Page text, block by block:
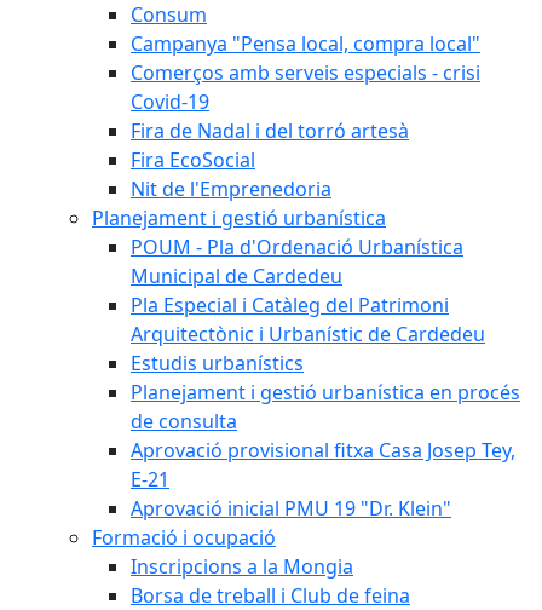
Consum
Campanya "Pensa local, compra local"
Comerços amb serveis especials - crisi
Covid-19
Fira de Nadal i del torró artesà
Fira EcoSocial
Nit de l'Emprenedoria
Planejament i gestió urbanística
POUM - Pla d'Ordenació Urbanística
Municipal de Cardedeu
Pla Especial i Catàleg del Patrimoni
Arquitectònic i Urbanístic de Cardedeu
Estudis urbanístics
Planejament i gestió urbanística en procés
de consulta
Aprovació provisional fitxa Casa Josep Tey,
E-21
Aprovació inicial PMU 19 "Dr. Klein"
Formació i ocupació
Inscripcions a la Mongia
Borsa de treball i Club de feina